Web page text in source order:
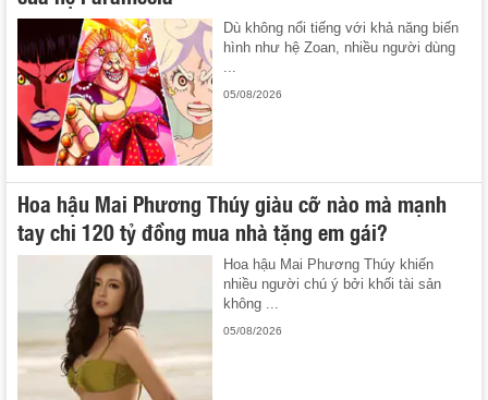
Dù không nổi tiếng với khả năng biến
hình như hệ Zoan, nhiều người dùng
...
05/08/2026
Hoa hậu Mai Phương Thúy giàu cỡ nào mà mạnh
tay chi 120 tỷ đồng mua nhà tặng em gái?
Hoa hậu Mai Phương Thúy khiến
nhiều người chú ý bởi khối tài sản
không ...
05/08/2026